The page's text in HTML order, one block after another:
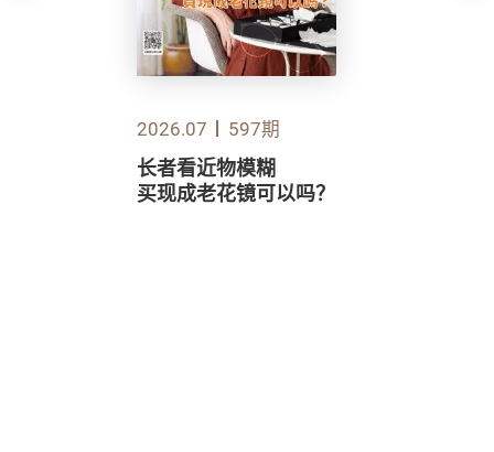
2026.07 597期
长者看近物模糊
买现成老花镜可以吗？